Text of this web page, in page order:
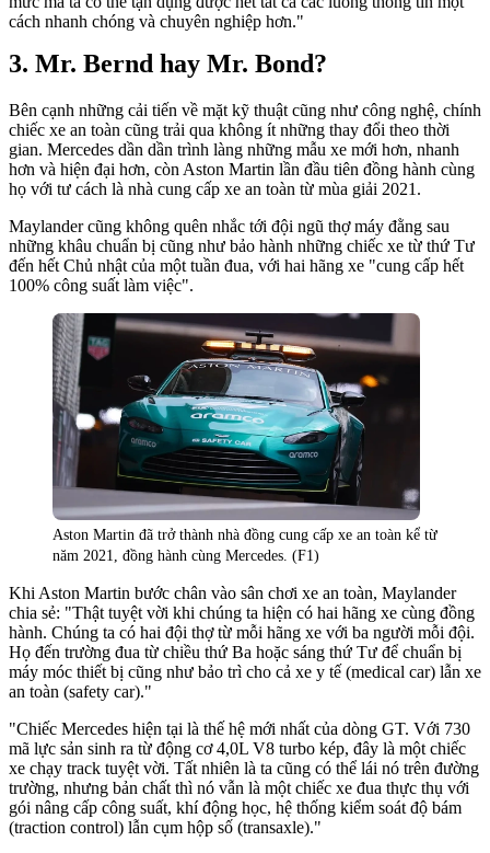
cách nhanh chóng và chuyên nghiệp hơn."
Mr. Bernd hay Mr. Bond?
Bên cạnh những cải tiến về mặt kỹ thuật cũng như công nghệ, chính
chiếc xe an toàn cũng trải qua không ít những thay đổi theo thời
gian. Mercedes dần dần trình làng những mẫu xe mới hơn, nhanh
hơn và hiện đại hơn, còn Aston Martin lần đầu tiên đồng hành cùng
họ với tư cách là nhà cung cấp xe an toàn từ mùa giải 2021.
Maylander cũng không quên nhắc tới đội ngũ thợ máy đằng sau
những khâu chuẩn bị cũng như bảo hành những chiếc xe từ thứ Tư
đến hết Chủ nhật của một tuần đua, với hai hãng xe "cung cấp hết
100% công suất làm việc".
Aston Martin đã trở thành nhà đồng cung cấp xe an toàn kể từ
năm 2021, đồng hành cùng Mercedes. (F1)
Khi Aston Martin bước chân vào sân chơi xe an toàn, Maylander
chia sẻ: "Thật tuyệt vời khi chúng ta hiện có hai hãng xe cùng đồng
hành. Chúng ta có hai đội thợ từ mỗi hãng xe với ba người mỗi đội.
Họ đến trường đua từ chiều thứ Ba hoặc sáng thứ Tư để chuẩn bị
máy móc thiết bị cũng như bảo trì cho cả xe y tế (medical car) lẫn xe
an toàn (safety car)."
"Chiếc Mercedes hiện tại là thế hệ mới nhất của dòng GT. Với 730
mã lực sản sinh ra từ động cơ 4,0L V8 turbo kép, đây là một chiếc
xe chạy track tuyệt vời. Tất nhiên là ta cũng có thể lái nó trên đường
trường, nhưng bản chất thì nó vẫn là một chiếc xe đua thực thụ với
gói nâng cấp công suất, khí động học, hệ thống kiểm soát độ bám
(traction control) lẫn cụm hộp số (transaxle)."